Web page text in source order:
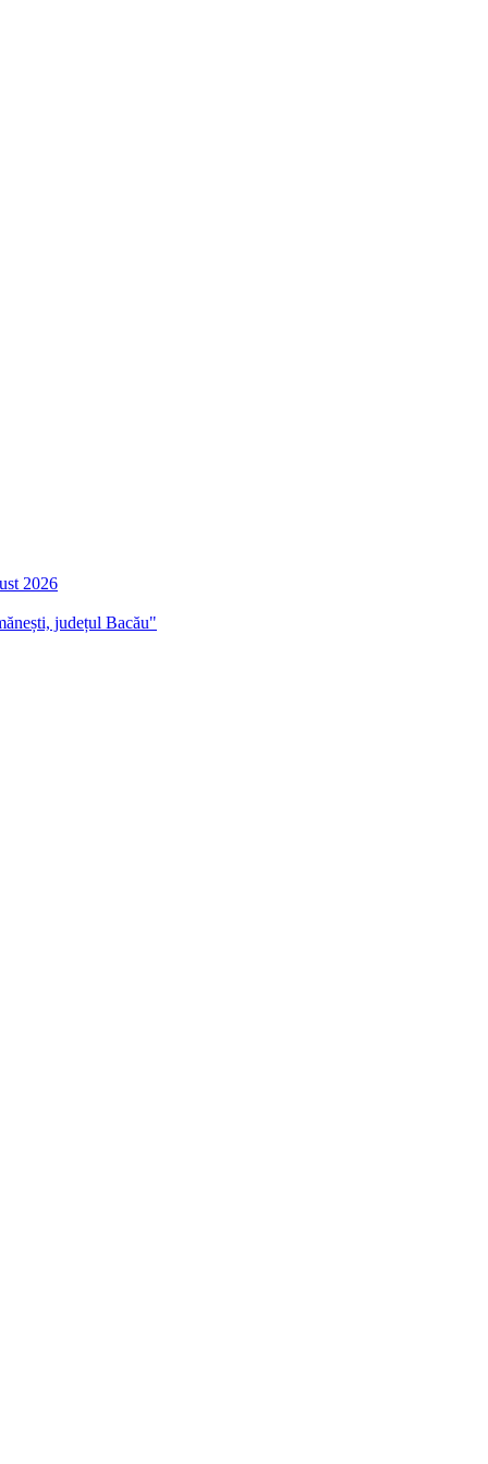
2026
județul Bacău"